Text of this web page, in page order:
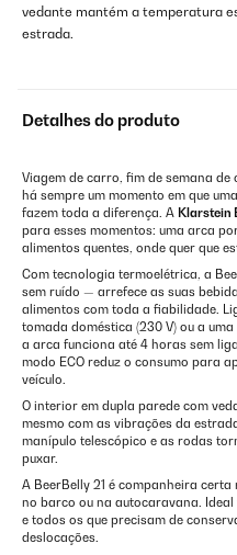
vedante mantém a temperatura
estrada.
Detalhes do produto
Viagem de carro, fim de semana
há sempre um momento em que
fazem toda a diferença. A Klarstein
para esses momentos: uma arca
alimentos quentes, onde quer que
Com tecnologia termoelétrica, a
sem ruído — arrefece as suas
alimentos com toda a fiabilidade.
tomada doméstica (230 V) ou a
a arca funciona até 4 horas sem
modo ECO reduz o consumo para
veículo.
O interior em dupla parede com
mesmo com as vibrações da
manípulo telescópico e as rodas
puxar.
A BeerBelly 21 é companheira
no barco ou na autocaravana.
e todos os que precisam de
deslocações.